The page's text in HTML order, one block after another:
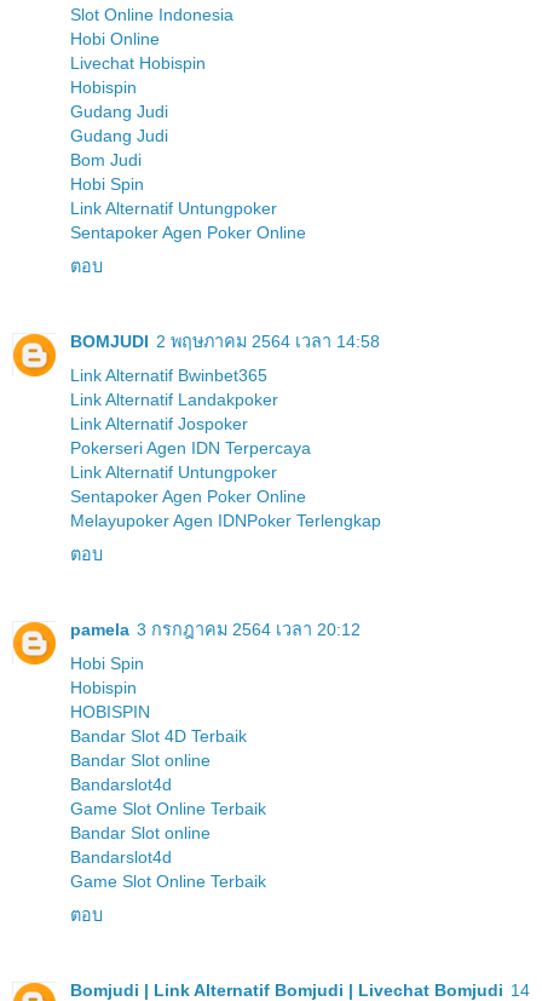
Slot Online Indonesia
Hobi Online
Livechat Hobispin
Hobispin
Gudang Judi
Gudang Judi
Bom Judi
Hobi Spin
Link Alternatif Untungpoker
Sentapoker Agen Poker Online
ตอบ
BOMJUDI 2 พฤษภาคม 2564 เวลา 14:58
Link Alternatif Bwinbet365
Link Alternatif Landakpoker
Link Alternatif Jospoker
Pokerseri Agen IDN Terpercaya
Link Alternatif Untungpoker
Sentapoker Agen Poker Online
Melayupoker Agen IDNPoker Terlengkap
ตอบ
pamela 3 กรกฎาคม 2564 เวลา 20:12
Hobi Spin
Hobispin
HOBISPIN
Bandar Slot 4D Terbaik
Bandar Slot online
Bandarslot4d
Game Slot Online Terbaik
Bandar Slot online
Bandarslot4d
Game Slot Online Terbaik
ตอบ
Bomjudi | Link Alternatif Bomjudi | Livechat Bomjudi 14